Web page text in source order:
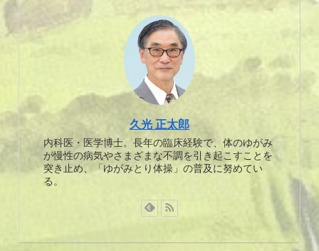
久光 正太郎
内科医・医学博士。長年の臨床経験で、体のゆがみ
が慢性の病気やさまざまな不調を引き起こすことを
突き止め、「ゆがみとり体操」の普及に努めてい
る。